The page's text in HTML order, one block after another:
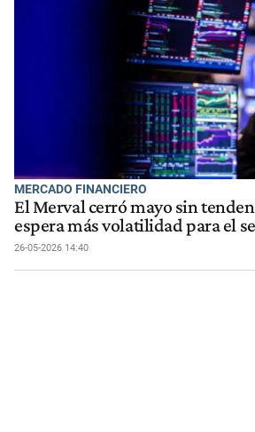
MERCADO FINANCIERO
El Merval cerró mayo sin
espera más volatilidad para el
26-05-2026 14:40